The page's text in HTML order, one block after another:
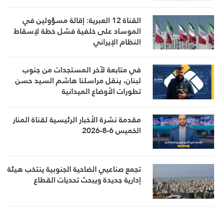
المواقف الرسمية وأبرز التطورات ذات
الصلة بالشأنين الداخلي والإقليمي
القناة 12 العبرية: إقالة مسؤولين في
الموساد على خلفية فشل خطة لإسقاط
النظام الإيراني
في متابعة لآخر المستجدات من جنوب
لبنان، ينقل مراسلنا هاشم السيد حسن
تطورات الأوضاع الميدانية
مقدمة نشرة الأخبار الرئيسية لقناة المنار
الخميس 6-8-2026
تجمع صناعيي الضاحية الجنوبية ينتخب هيئة
إدارية جديدة ويبحث تحديات القطاع